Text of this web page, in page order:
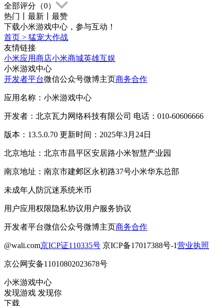
全部评分（0）
热门
最新
最赞
下载小米游戏中心，参与互动！
首页 > 猛宠大作战
友情链接
小米应用商店小米商城英雄互娱
小米游戏中心
开发者平台微信公众号微博主页商务合作
应用名称：小米游戏中心
开发者：北京瓦力网络科技有限公司 电话：010-60606666
版本：13.5.0.70 更新时间：2025年3月24日
北京地址：北京市昌平区安居路小米智慧产业园
南京地址：南京市建邺区永初路37号小米华东总部
未成年人防沉迷系统米币
用户应用权限隐私协议用户服务协议
开发者平台微信公众号微博主页商务合作
@wali.com京ICP证110335号 京ICP备17017388号-1营业执照
京公网安备11010802023678号
小米游戏中心
发现游戏 发现你
下载